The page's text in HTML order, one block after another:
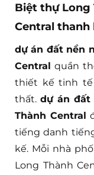
Biệt thự Long
Central thanh
dự án đất nền
Central quần
thiết kế tinh tế
thất.dự án đất
Thành Central
tiếng danh
kế. Mỗi nhà
Long Thành